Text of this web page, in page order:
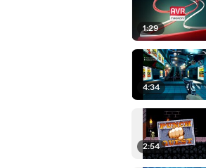
1:29
4:34
2:54